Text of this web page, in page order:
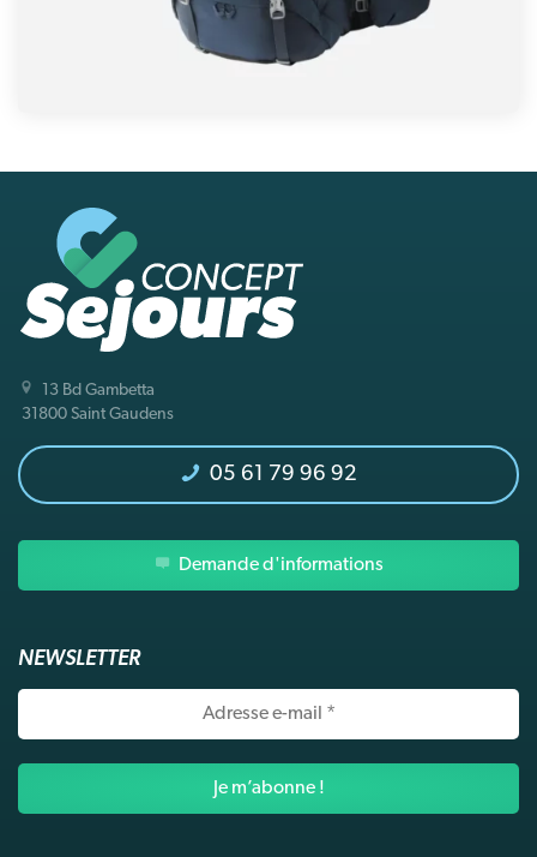
13 Bd Gambetta
31800 Saint Gaudens
05 61 79 96 92
Demande d'informations
NEWSLETTER